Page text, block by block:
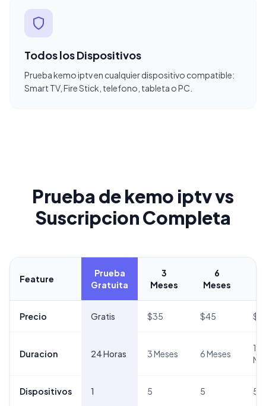
Todos los Dispositivos
Prueba kemo iptv en cualquier dispositivo compatible:
Smart TV, Fire Stick, telefono, tableta o PC.
Prueba de kemo iptv vs
Suscripcion Completa
Feature
Prueba
Gratuita
3
Meses
6
Meses
Precio Gratis $35 $45
Duracion 24 Horas 3 Meses 6 Meses
12
Dispositivos 1 5 5 5